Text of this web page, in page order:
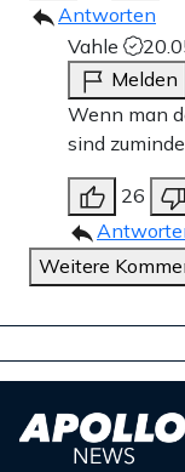
Antworten
Vahle
Melden
Wenn man
sind
26
Weitere